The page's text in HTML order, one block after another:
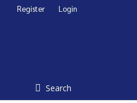
Search
Register Login